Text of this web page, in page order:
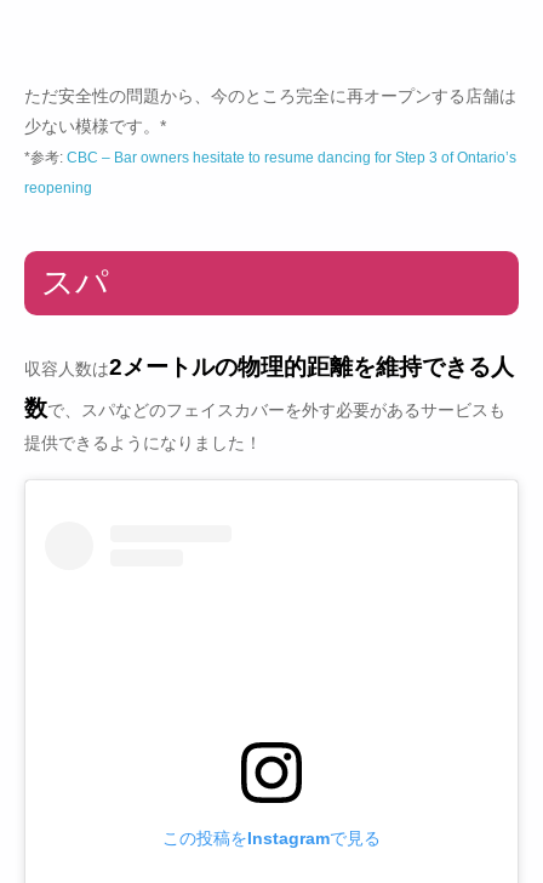
ただ安全性の問題から、今のところ完全に再オープンする店舗は
少ない模様です。*
*参考: CBC – Bar owners hesitate to resume dancing for Step 3 of Ontario’s
reopening
スパ
収容人数は2メートルの物理的距離を維持できる人
数で、スパなどのフェイスカバーを外す必要があるサービスも
提供できるようになりました！
この投稿をInstagramで見る